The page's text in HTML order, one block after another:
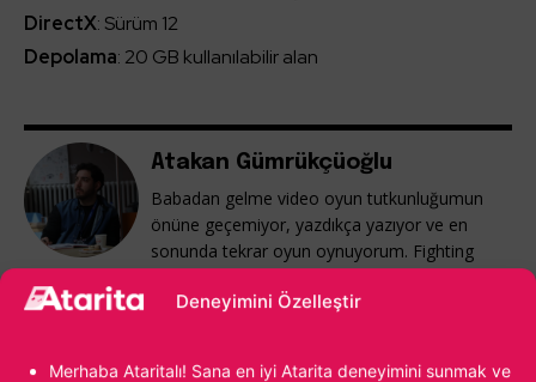
Deneyimini Özelleştir
Merhaba Ataritalı! Sana en iyi Atarita deneyimini sunmak ve
DirectX: Sürüm 12
Depolama: 20 GB kullanılabilir alan
Atakan Gümrükçüoğlu
Babadan gelme video oyun tutkunluğumun
önüne geçemiyor, yazdıkça yazıyor ve en
sonunda tekrar oyun oynuyorum. Fighting
popülaritesine kadar uzanıyor...